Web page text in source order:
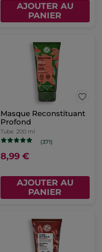
AJOUTER AU
PANIER
Masque Reconstituant
Profond
Tube 200 ml
(371)
8,99 €
AJOUTER AU
PANIER